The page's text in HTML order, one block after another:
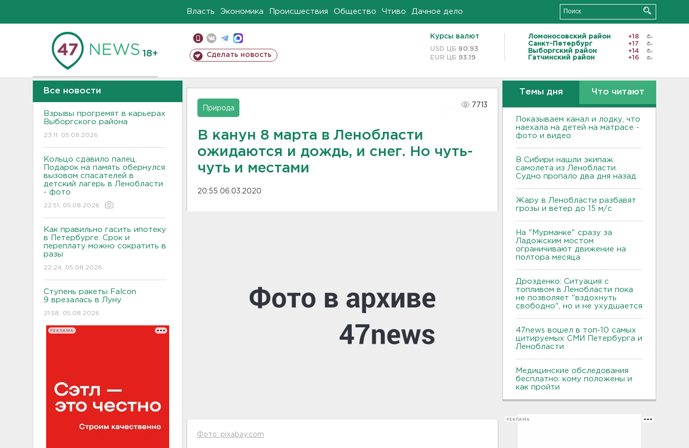
Власть Экономика Происшествия Общество Чтиво Дачное дело
18+ Сделать новость
Курсы валют
USD ЦБ 80.93
EUR ЦБ 93.19
Ломоносовский район
+18
Санкт-Петербург
+17
Выборгский район
+14
Гатчинский район
+16
Все новости
Взрывы прогремят в карьерах
Выборгского района
23:11, 05.08.2026
Кольцо сдавило палец.
Подарок на память обернулся
вызовом спасателей в
детский лагерь в Ленобласти
- фото
22:51, 05.08.2026
Как правильно гасить ипотеку
в Петербурге. Срок и
переплату можно сократить в
разы
22:24, 05.08.2026
Ступень ракеты Falcon
9 врезалась в Луну
21:58, 05.08.2026
РЕКЛАМА
Природа
7713
В канун 8 марта в Ленобласти
ожидаются и дождь, и снег. Но чуть-
чуть и местами
20:55 06.03.2020
Фото: pixabay.com
Темы дня Что читают
Показываем канал и лодку, что
наехала на детей на матрасе -
фото и видео
В Сибири нашли экипаж
самолета из Ленобласти.
Судно пропало два дня назад
Жару в Ленобласти разбавят
грозы и ветер до 15 м/с
На "Мурманке" сразу за
Ладожским мостом
ограничивают движение на
полтора месяца
Дрозденко: Ситуация с
топливом в Ленобласти пока
не позволяет "вздохнуть
свободно", но и не ухудшается
47news вошел в топ-10 самых
цитируемых СМИ Петербурга и
Ленобласти
Медицинские обследования
бесплатно: кому положены и
как пройти
РЕКЛАМА